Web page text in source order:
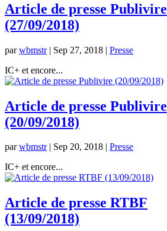
Article de presse Publivire
(27/09/2018)
parwbmstr| Sep 27, 2018 | Presse
IC+ et encore...
Article de presse Publivire
(20/09/2018)
parwbmstr| Sep 20, 2018 | Presse
IC+ et encore...
Article de presse RTBF
(13/09/2018)